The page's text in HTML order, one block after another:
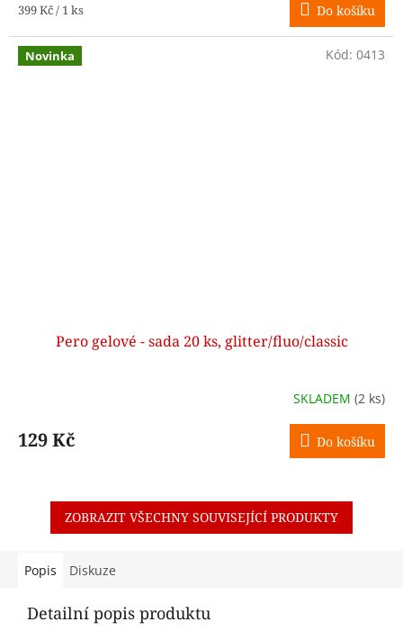
Měrná
399 Kč / 1 ks Do košíku
Novinka
Pero gelové - sada 20 ks, glitter/fluo/classic
SKLADEM (2 ks)
129 Kč Do košíku
Kód: 0413
ZOBRAZIT VŠECHNY SOUVISEJÍCÍ PRODUKTY
Popis Diskuze
Detailní popis produktu